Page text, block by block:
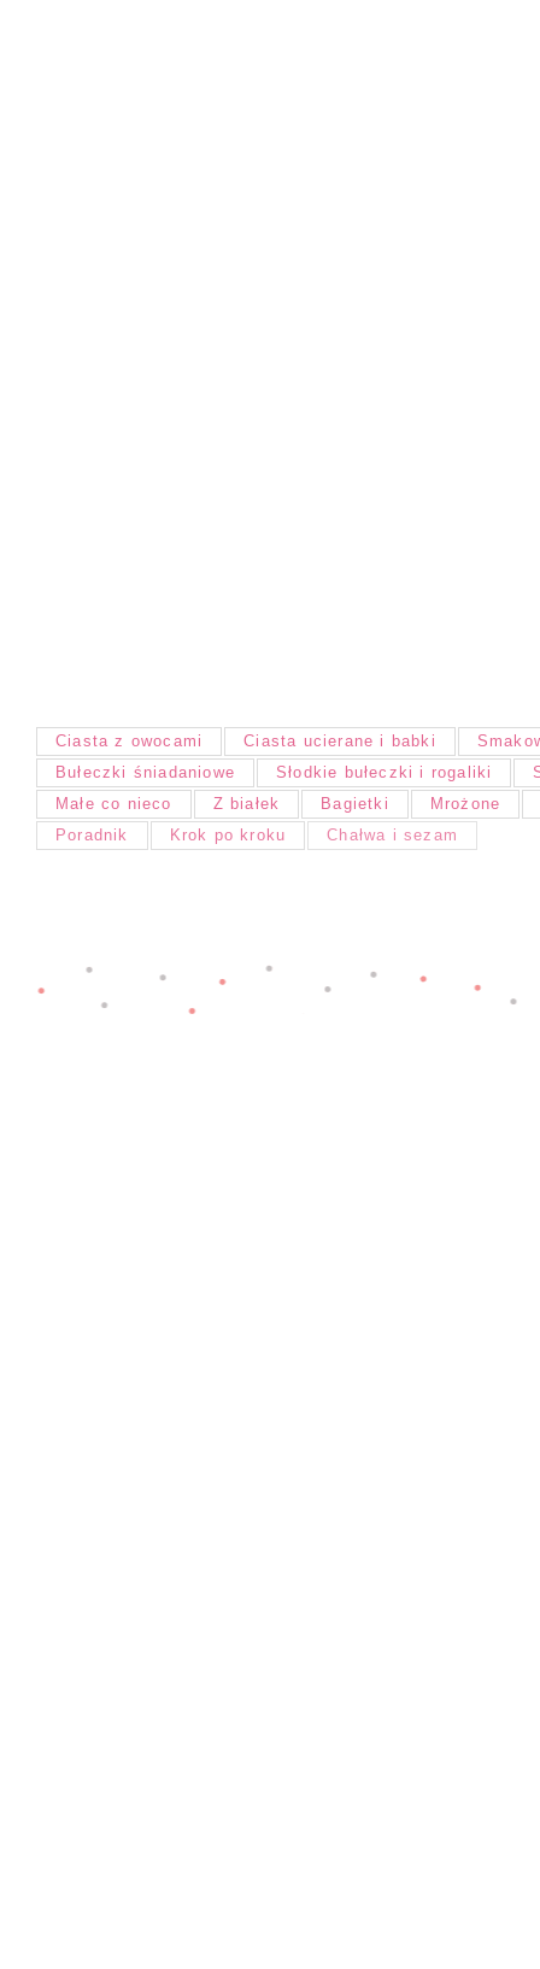
Ciasta z owocami Ciasta ucierane i babki
Bułeczki śniadaniowe
Słodkie bułeczki i rogaliki
Małe co nieco
Z białek Bagietki
Mrożone
Poradnik
Krok po kroku Chałwa i sezam